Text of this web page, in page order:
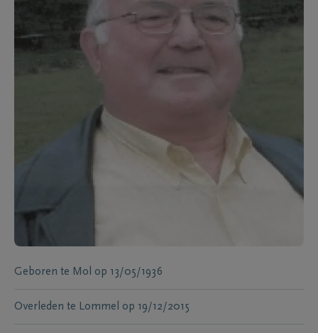
Geboren te Mol op 13/05/1936
Overleden te Lommel op 19/12/2015